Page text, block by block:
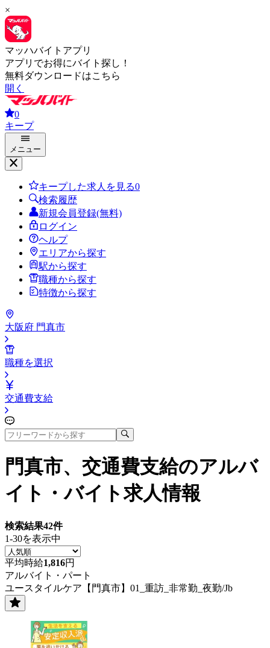
×
マッハバイトアプリ
アプリでお得にバイト探し！
無料ダウンロードはこちら
開く
0
キープ
メニュー
キープした求人を見る0
検索履歴
新規会員登録(無料)
ログイン
ヘルプ
エリアから探す
駅から探す
職種から探す
特徴から探す
大阪府 門真市
職種を選択
交通費支給
門真市、交通費支給のアルバ
イト・バイト求人情報
検索結果42件
1-30を表示中
平均時給1,816円
アルバイト・パート
ユースタイルケア【門真市】01_重訪_非常勤_夜勤/Jb